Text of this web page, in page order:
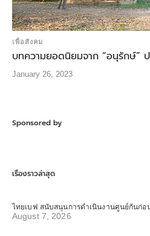
เพื่อสังคม
บทความยอดนิยมจาก “อนุรักษ์”
January 26, 2023
Sponsored by
เรื่องราวล่าสุด
ไทยเบฟ สนับสนุนการดำเนินงานศูนย์กันก่
August 7, 2026